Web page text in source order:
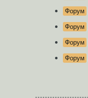
Форум
Форум
Форум
Форум